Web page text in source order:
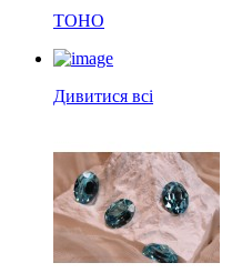
TOHO
Дивитися всі